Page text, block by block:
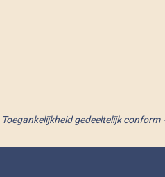
Toegankelijkheid gedeeltelijk conform